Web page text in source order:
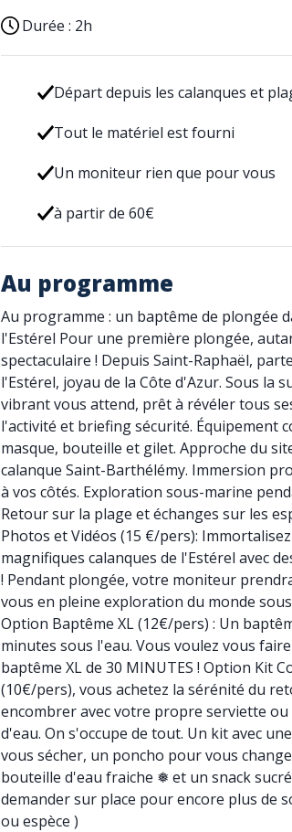
Durée : 2h
Départ depuis les calanques et
Tout le matériel est fourni
Un moniteur rien que pour vous
à partir de 60€
Au programme
Au programme : un baptême de plongée
l'Estérel Pour une première plongée,
spectaculaire ! Depuis Saint-Raphaël,
l'Estérel, joyau de la Côte d'Azur. Sous la
vibrant vous attend, prêt à révéler tous
l'activité et briefing sécurité. Équipement
masque, bouteille et gilet. Approche du
calanque Saint-Barthélémy. Immersion
à vos côtés. Exploration sous-marine
Retour sur la plage et échanges sur les
Photos et Vidéos (15 €/pers):
magnifiques calanques de l'Estérel avec
! Pendant plongée, votre moniteur
vous en pleine exploration du monde
Option Baptême XL (12€/pers) : Un
minutes sous l'eau. Vous voulez vous
baptême XL de 30 MINUTES ! Option Kit
(10€/pers), vous achetez la sérénité du
encombrer avec votre propre serviette
d'eau. On s'occupe de tout. Un kit avec
vous sécher, un poncho pour vous
bouteille d'eau fraiche ❅ et un snack
demander sur place pour encore plus de
ou espèce )